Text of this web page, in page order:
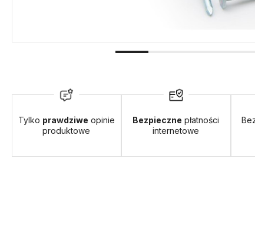
Tylko prawdziwe opinie
produktowe
Bezpieczne płatności
internetowe